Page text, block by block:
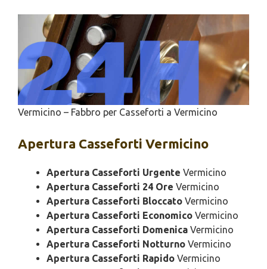
Vermicino – Fabbro per Casseforti a Vermicino
Apertura Casseforti Vermicino
Apertura Casseforti Urgente Vermicino
Apertura Casseforti 24 Ore Vermicino
Apertura Casseforti Bloccato Vermicino
Apertura Casseforti Economico Vermicino
Apertura Casseforti Domenica Vermicino
Apertura Casseforti Notturno Vermicino
Apertura Casseforti Rapido Vermicino